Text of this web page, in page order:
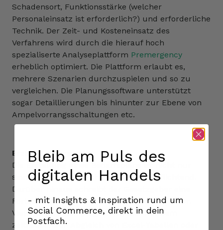
Schadensort, Funktionsstärke (welcher
Personaleinsatz ist erforderlich?) und erforderliche
Technik. Der Zeit- und Kosteneinsatz des
Verfahrens wird durch die hierauf hoch
spezialiserte Analyseplattform Premergency
erheblich optimiert. Die Plattform erlaubt es,
mehrere Szenarien durchzuspielen und so zu
vergleichen. Die Planungssoftware unterstützt
sogar Detaillierungen bis hinunter zur Ebene von
Ampelvorrangsschaltungen etc.
Erzielte Mehrwerte
Die Erstellung eines Bedarfsplans ist nicht nur
sinnvoll, sondern auch gesetzlich verpflichtend.
Darüber hinaus schreibt der Gesetzgeber eine
Fortschreibung im Fünf-Jahres-Rhythmus vor.
Viele Kommunen plagen sich hier mit dem
zeitraubenden Abgleich von Excel-Tabellen oder
Bleib am Puls des
digitalen Handels
- mit Insights & Inspiration rund um
Social Commerce, direkt in dein
Postfach.